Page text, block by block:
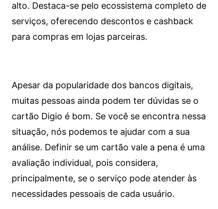
alto. Destaca-se pelo ecossistema completo de
serviços, oferecendo descontos e cashback
para compras em lojas parceiras.
Apesar da popularidade dos bancos digitais,
muitas pessoas ainda podem ter dúvidas se o
cartão Digio é bom. Se você se encontra nessa
situação, nós podemos te ajudar com a sua
análise. Definir se um cartão vale a pena é uma
avaliação individual, pois considera,
principalmente, se o serviço pode atender às
necessidades pessoais de cada usuário.